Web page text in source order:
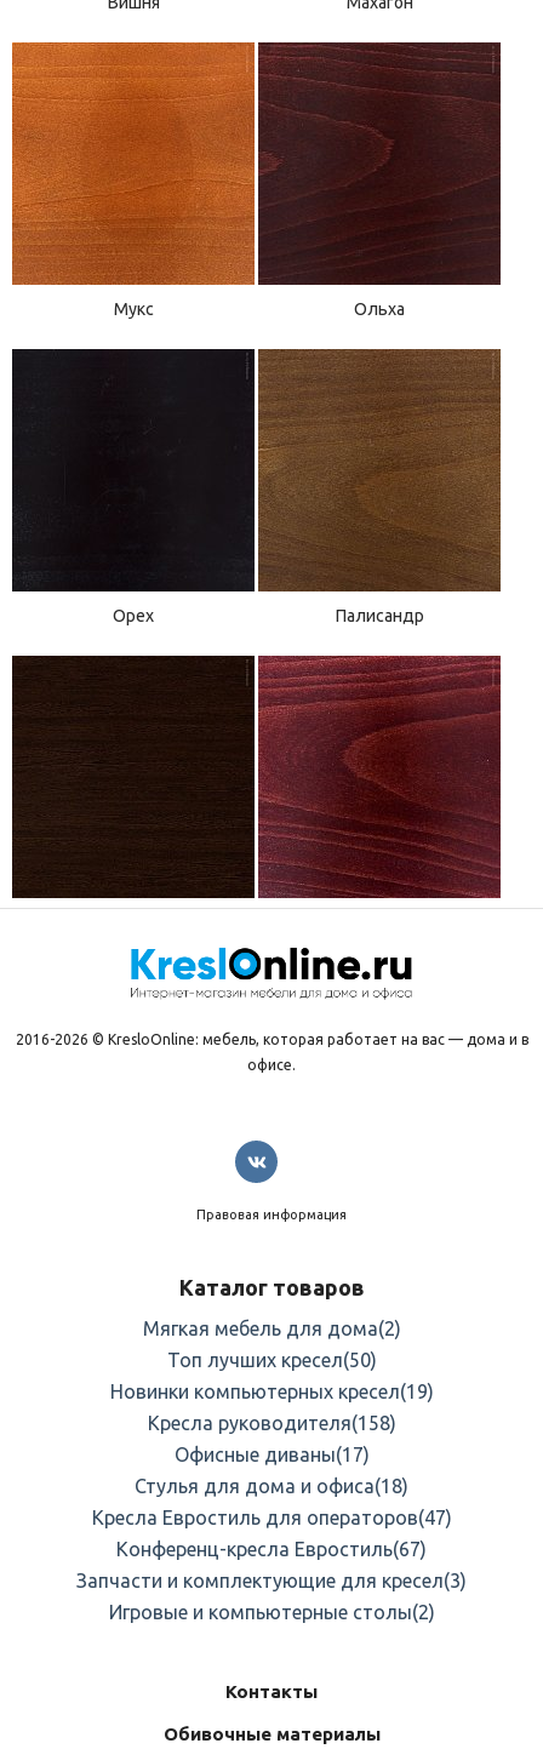
Мукс Ольха
Орех Палисандр
2016-2026 © KresloOnline: мебель, которая работает на вас — дома и в
офисе.
Правовая информация
Каталог товаров
Мягкая мебель для дома(2)
Топ лучших кресел(50)
Новинки компьютерных кресел(19)
Кресла руководителя(158)
Офисные диваны(17)
Стулья для дома и офиса(18)
Кресла Евростиль для операторов(47)
Конференц-кресла Евростиль(67)
Запчасти и комплектующие для кресел(3)
Игровые и компьютерные столы(2)
Контакты
Обивочные материалы